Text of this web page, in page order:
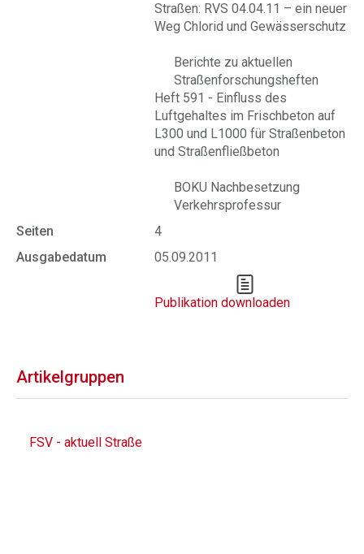
Straßen: RVS 04.04.11 – ein neuer
Weg Chlorid und Gewässerschutz
Berichte zu aktuellen
Straßenforschungsheften
Heft 591 - Einfluss des
Luftgehaltes im Frischbeton auf
L300 und L1000 für Straßenbeton
und Straßenfließbeton
BOKU Nachbesetzung
Verkehrsprofessur
Seiten
4
Ausgabedatum
05.09.2011
Publikation downloaden
Artikelgruppen
FSV - aktuell Straße